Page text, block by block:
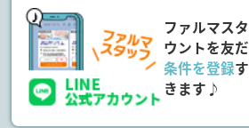
ファルマス
ウントを友
条件を登録
きます♪